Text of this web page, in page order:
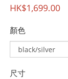
HK$1,699.00
顏色
尺寸